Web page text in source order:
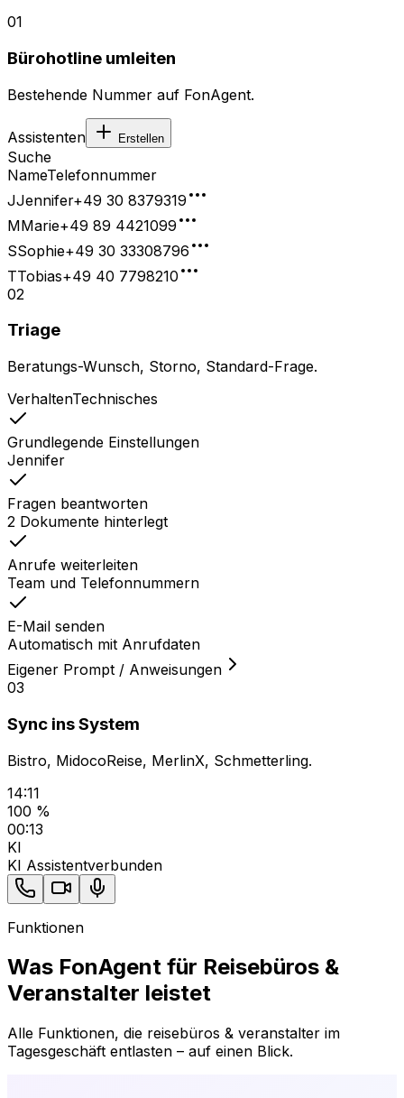
01
Bürohotline umleiten
Bestehende Nummer auf FonAgent.
Assistenten Erstellen
Suche
NameTelefonnummer
JJennifer+49 30 8379319
MMarie+49 89 4421099
SSophie+49 30 33308796
TTobias+49 40 7798210
02
Triage
Beratungs-Wunsch, Storno, Standard-Frage.
VerhaltenTechnisches
Grundlegende Einstellungen
Jennifer
Fragen beantworten
2 Dokumente hinterlegt
Anrufe weiterleiten
Team und Telefonnummern
E-Mail senden
Automatisch mit Anrufdaten
Eigener Prompt / Anweisungen
03
Sync ins System
Bistro, MidocoReise, MerlinX, Schmetterling.
14:11
100 %
00:13
KI
KI Assistentverbunden
Funktionen
Was FonAgent für Reisebüros &
Veranstalter leistet
Alle Funktionen, die reisebüros & veranstalter im
Tagesgeschäft entlasten – auf einen Blick.